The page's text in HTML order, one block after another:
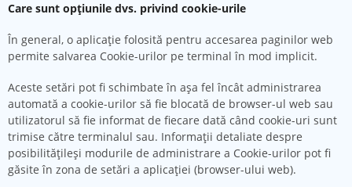
Care sunt opțiunile dvs. privind cookie-urile
În general, o aplicaţie folosită pentru accesarea paginilor web
permite salvarea Cookie-urilor pe terminal în mod implicit.
Aceste setări pot fi schimbate în aşa fel încât administrarea
automată a cookie-urilor să fie blocată de browser-ul web sau
utilizatorul să fie informat de fiecare dată când cookie-uri sunt
trimise către terminalul sau. Informaţii detaliate despre
posibilităţileşi modurile de administrare a Cookie-urilor pot fi
găsite în zona de setări a aplicaţiei (browser-ului web).